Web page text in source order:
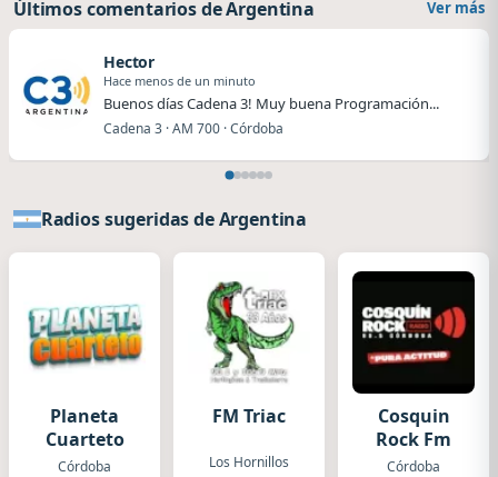
Últimos comentarios de Argentina Ver más
Hector
Hace menos de un minuto
Buenos días Cadena 3! Muy buena Programación...
Cadena 3 · AM 700 · Córdoba
Radios sugeridas de Argentina
Planeta
Cuarteto
Córdoba
FM Triac
Los Hornillos
Cosquin
Rock Fm
Córdoba